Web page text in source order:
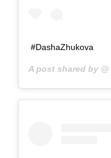
#DashaZhukova
A post shared by @